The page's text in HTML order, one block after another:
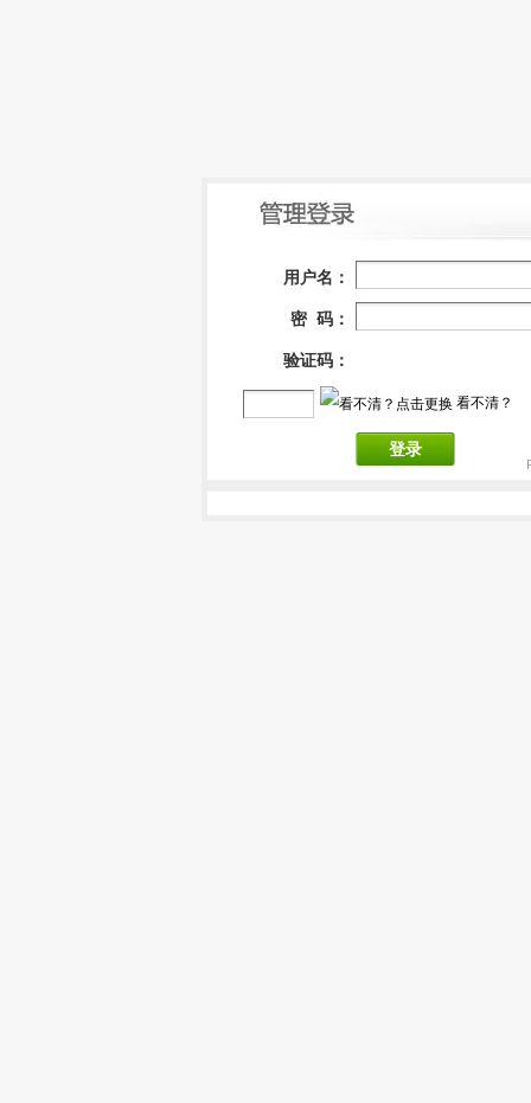
用户名：
密 码：
验证码：
看不清？
登录